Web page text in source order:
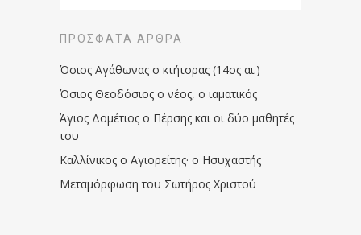
ΠΡΌΣΦΑΤΑ ΆΡΘΡΑ
Όσιος Αγάθωνας ο κτήτορας (14ος αι.)
Όσιος Θεοδόσιος ο νέος, ο ιαματικός
Άγιος Δομέτιος ο Πέρσης και οι δύο μαθητές
του
Καλλίνικος ο Αγιορείτης · ο Ησυχαστής
Μεταμόρφωση του Σωτήρος Χριστού